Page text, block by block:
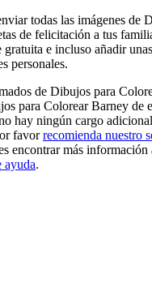
todas las imágenes de
de felicitación a tus
gratuita e incluso añadir
personales.
de Dibujos para
para Colorear Barney de
hay ningún cargo
favorrecomienda nuestro
encontrar más información
ayuda.